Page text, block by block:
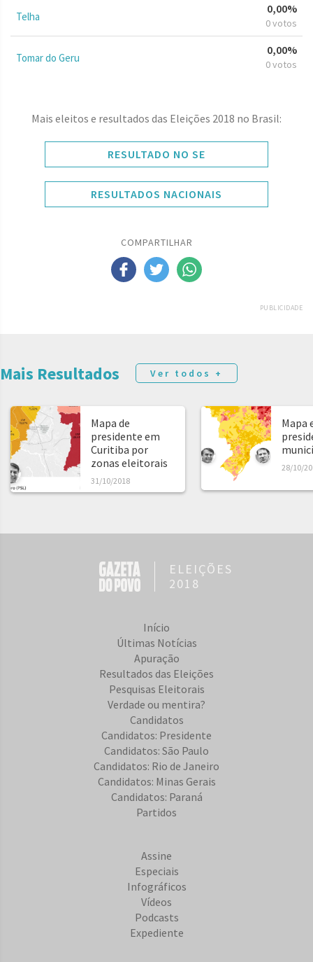
Telha
0,00%
0 votos
Tomar do Geru
0,00%
0 votos
Mais eleitos e resultados das Eleições 2018 no Brasil:
RESULTADO NO SE
RESULTADOS NACIONAIS
COMPARTILHAR
PUBLICIDADE
Mais Resultados Ver todos +
Mapa de
presidente em
Curitiba por
zonas eleitorais
31/10/2018
Mapa
28/10/
ELEIÇÕES
2018
Início
Últimas Notícias
Apuração
Resultados das Eleições
Pesquisas Eleitorais
Verdade ou mentira?
Candidatos
Candidatos: Presidente
Candidatos: São Paulo
Candidatos: Rio de Janeiro
Candidatos: Minas Gerais
Candidatos: Paraná
Partidos
Assine
Especiais
Infográficos
Vídeos
Podcasts
Expediente